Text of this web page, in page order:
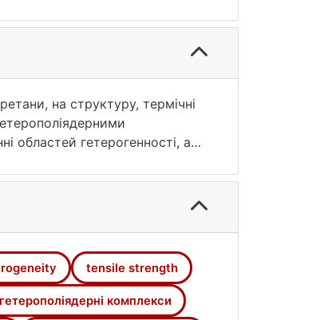
на структуру, термічні
областей гетерогенності, а
tensile strength
гетерополіядерні комплекси